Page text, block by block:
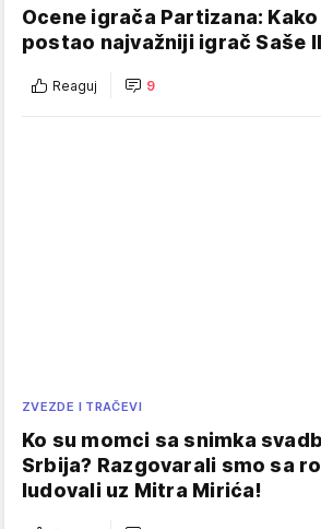
Ocene igrača Partizana:
postao najvažniji igrač Saše
Reaguj 9
ZVEZDE I TRAČEVI
Ko su momci sa snimka
Srbija? Razgovarali smo sa
ludovali uz Mitra Mirića!